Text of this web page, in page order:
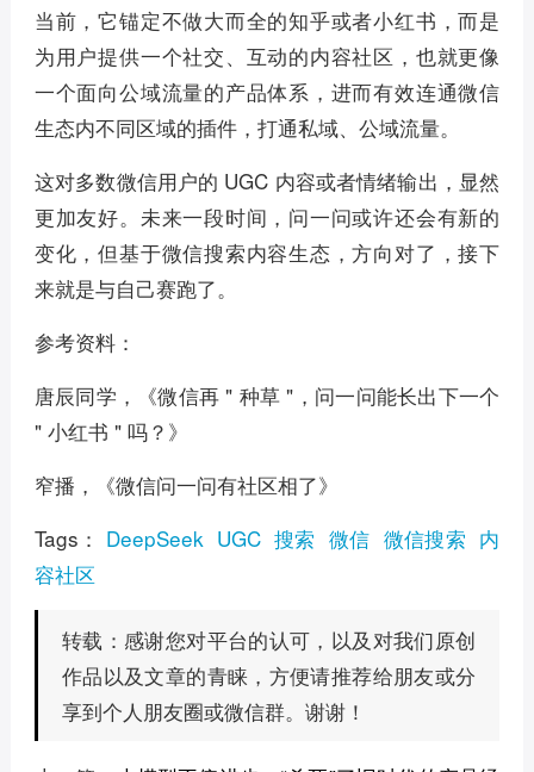
当前，它锚定不做大而全的知乎或者小红书，而是
为用户提供一个社交、互动的内容社区，也就更像
一个面向公域流量的产品体系，进而有效连通微信
生态内不同区域的插件，打通私域、公域流量。
这对多数微信用户的 UGC 内容或者情绪输出，显然
更加友好。未来一段时间，问一问或许还会有新的
变化，但基于微信搜索内容生态，方向对了，接下
来就是与自己赛跑了。
参考资料：
唐辰同学，《微信再 " 种草 "，问一问能长出下一个
" 小红书 " 吗？》
窄播，《微信问一问有社区相了》
Tags： DeepSeek UGC 搜索 微信 微信搜索 内
容社区
转载： 感谢您对平台的认可，以及对我们原创
作品以及文章的青睐，方便请推荐给朋友或分
享到个人朋友圈或微信群。谢谢！